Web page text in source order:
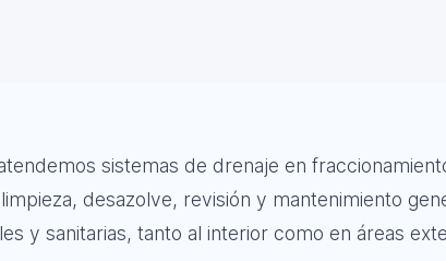
sistemas de drenaje en
desazolve, revisión y mantenimiento
y sanitarias, tanto al interior como en áreas